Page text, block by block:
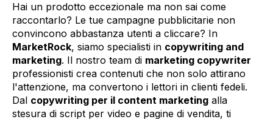
Hai un prodotto eccezionale ma non sai come
raccontarlo? Le tue campagne pubblicitarie non
convincono abbastanza utenti a cliccare? In
MarketRock, siamo specialisti in copywriting and
marketing. Il nostro team di marketing copywriter
professionisti crea contenuti che non solo attirano
l'attenzione, ma convertono i lettori in clienti fedeli.
Dal copywriting per il content marketing alla
stesura di script per video e pagine di vendita, ti